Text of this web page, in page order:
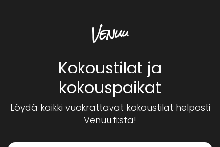
Kokoustilat ja
kokouspaikat
Löydä kaikki vuokrattavat kokoustilat helposti
Venuu.fi:stä!